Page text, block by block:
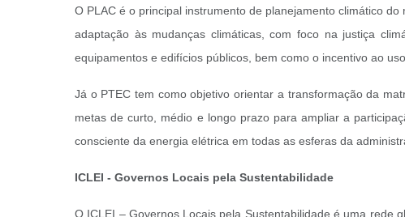
O PLAC é o principal instrumento de planejamento climático
adaptação às mudanças climáticas, com foco na justiça
equipamentos e edifícios públicos, bem como o incentivo ao
Já o PTEC tem como objetivo orientar a transformação da
metas de curto, médio e longo prazo para ampliar a
consciente da energia elétrica em todas as esferas da
ICLEI - Governos Locais pela Sustentabilidade
O ICLEI – Governos Locais pela Sustentabilidade é uma rede